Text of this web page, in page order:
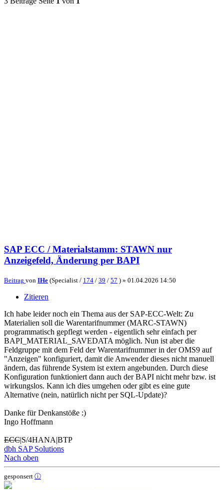
SAP ECC / Materialstamm: STAWN nur
Anzeigefeld, Änderung per BAPI
Beitrag von IHe (Specialist / 174 / 39 / 57 ) » 01.04.2026 14:50
Zitieren
Ich habe leider noch ein Thema aus der SAP-ECC-Welt: Zu
Materialien soll die Warentarifnummer (MARC-STAWN)
programmatisch gepflegt werden - eigentlich sehr einfach per
BAPI_MATERIAL_SAVEDATA möglich. Nun ist aber die
Feldgruppe mit dem Feld der Warentarifnummer in der OMS9 auf
"Anzeigen" konfiguriert, damit die Anwender dieses nicht manuell
ändern, das führende System ist extern angebunden. Durch diese
Konfiguration funktioniert dann auch der BAPI nicht mehr bzw. ist
wirkungslos. Kann ich dies umgehen oder gibt es eine gute
Alternative (nein, natürlich nicht per SQL-Update)?
Danke für Denkanstöße :)
Ingo Hoffmann
ECC|S/4HANA|BTP
dbh SAP Solutions
Nach oben
gesponsert ⓘ